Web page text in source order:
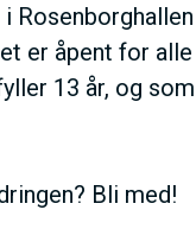
er åpent for
13 år, og
Bli med!